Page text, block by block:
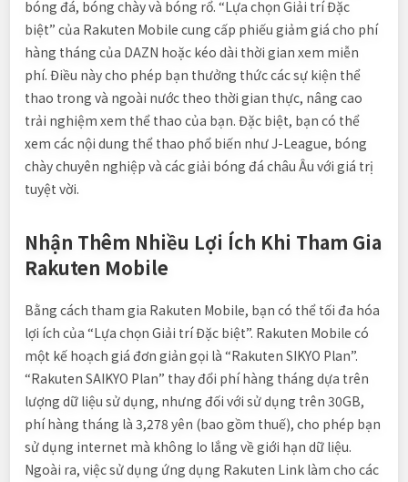
bóng đá, bóng chày và bóng rổ. “Lựa chọn Giải trí Đặc
biệt” của Rakuten Mobile cung cấp phiếu giảm giá cho phí
hàng tháng của DAZN hoặc kéo dài thời gian xem miễn
phí. Điều này cho phép bạn thưởng thức các sự kiện thể
thao trong và ngoài nước theo thời gian thực, nâng cao
trải nghiệm xem thể thao của bạn. Đặc biệt, bạn có thể
xem các nội dung thể thao phổ biến như J-League, bóng
chày chuyên nghiệp và các giải bóng đá châu Âu với giá trị
tuyệt vời.
Nhận Thêm Nhiều Lợi Ích Khi Tham Gia
Rakuten Mobile
Bằng cách tham gia Rakuten Mobile, bạn có thể tối đa hóa
lợi ích của “Lựa chọn Giải trí Đặc biệt”. Rakuten Mobile có
một kế hoạch giá đơn giản gọi là “Rakuten SIKYO Plan”.
“Rakuten SAIKYO Plan” thay đổi phí hàng tháng dựa trên
lượng dữ liệu sử dụng, nhưng đối với sử dụng trên 30GB,
phí hàng tháng là 3,278 yên (bao gồm thuế), cho phép bạn
sử dụng internet mà không lo lắng về giới hạn dữ liệu.
Ngoài ra, việc sử dụng ứng dụng Rakuten Link làm cho các